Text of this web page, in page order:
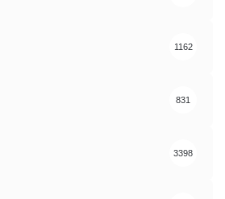
1162
831
3398